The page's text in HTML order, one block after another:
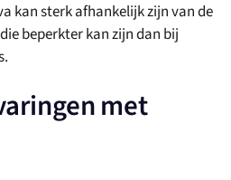
kan sterk afhankelijk zijn van de
beperkter kan zijn dan bij
met